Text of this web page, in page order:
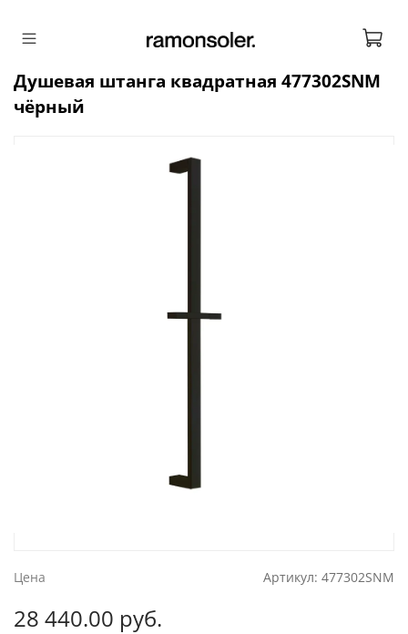
Цена Артикул: 477302SNM
Душевая штанга квадратная 477302SNM
чёрный
28 440.00 руб.